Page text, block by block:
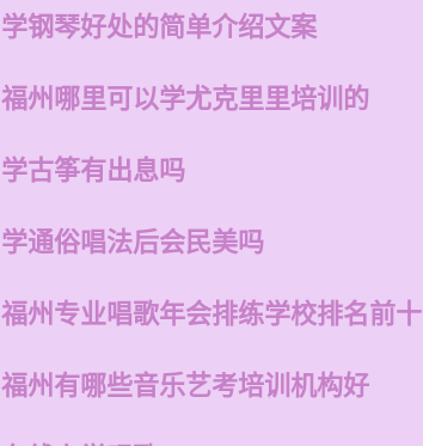
学钢琴好处的简单介绍文案
福州哪里可以学尤克里里培训的
学古筝有出息吗
学通俗唱法后会民美吗
福州专业唱歌年会排练学校排名前十
福州有哪些音乐艺考培训机构好